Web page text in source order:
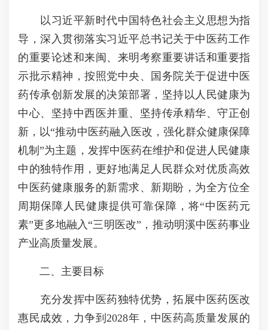
以习近平新时代中国特色社会主义思想为指
导，深入贯彻落实习近平总书记关于中医药工作
的重要论述和来闽、来明考察重要讲话和重要指
示批示精神，按照党中央、国务院关于促进中医
药传承创新发展的决策部署，坚持以人民健康为
中心、坚持中西医并重、坚持传承精华、守正创
新，以“推动中医药融入医改，强化群众健康保障
机制”为主题，发挥中医药在维护和促进人民健康
中的独特作用，更好地满足人民群众对优质高效
中医药健康服务的新需求、新期盼，为全方位全
周期保障人民健康提供可靠保障，将“中医药元
素”更多地融入“三明医改”，推动明溪中医药事业
产业高质量发展。
二、主要目标
充分发挥中医药独特优势，拓展中医药医改
惠民成效，力争到2028年，中医药高质量发展的